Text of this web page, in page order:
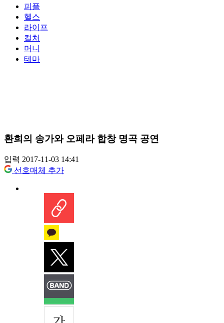
피플
헬스
라이프
컬처
머니
테마
환희의 송가와 오페라 합창 명곡 공연
입력 2017-11-03 14:41
선호매체 추가